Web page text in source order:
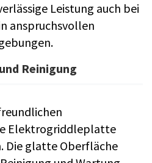
Leistung auch bei
anspruchsvollen
Reinigung
Elektrogriddleplatte
Die glatte Oberfläche